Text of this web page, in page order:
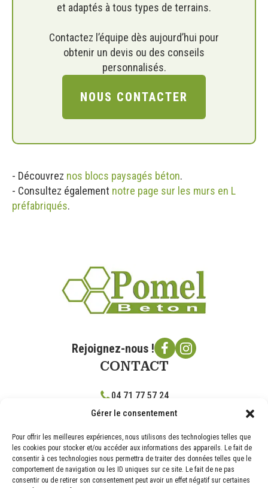
Gérer le consentement
Pour offrir les meilleures expériences, nous utilisons des technologies telles que
les cookies pour stocker et/ou accéder aux informations des appareils. Le fait de
consentir à ces technologies nous permettra de traiter des données telles que le
comportement de navigation ou les ID uniques sur ce site. Le fait de ne pas
consentir ou de retirer son consentement peut avoir un effet négatif sur certaines
et adaptés à tous types de terrains.
Contactez l’équipe dès aujourd’hui pour
obtenir un devis ou des conseils
personnalisés.
NOUS CONTACTER
- Découvrez nos blocs paysagés béton.
- Consultez également notre page sur les murs en L
préfabriqués.
Rejoignez-nous !
CONTACT
04 71 77 57 24
contact@pomelbeton.com
RD 17 route de Brassac, 43360 Vergongheon
NOS PRODUITS
BLOCS DE CONSTRUCTION